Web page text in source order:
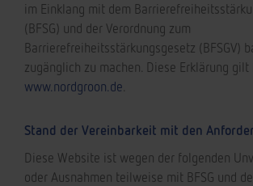
im Einklang mit dem
(BFSG) und der Verordnung zum
Barrierefreiheitsstärkungsgesetz (BFSGV)
zugänglich zu machen. Diese Erklärung gilt
www.nordgroon.de.
Stand der Vereinbarkeit mit den
Diese Website ist wegen der folgenden
oder Ausnahmen teilweise mit BFSG und